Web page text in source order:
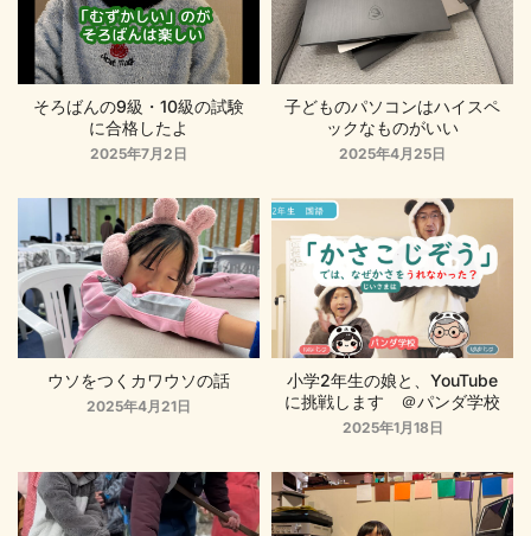
そろばんの9級・10級の試験
に合格したよ
2025年7月2日
子どものパソコンはハイスペ
ックなものがいい
2025年4月25日
ウソをつくカワウソの話
2025年4月21日
小学2年生の娘と、YouTube
に挑戦します ＠パンダ学校
2025年1月18日